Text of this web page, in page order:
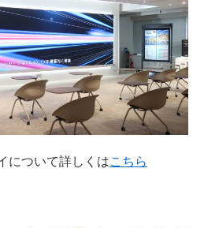
について詳しくはこちら